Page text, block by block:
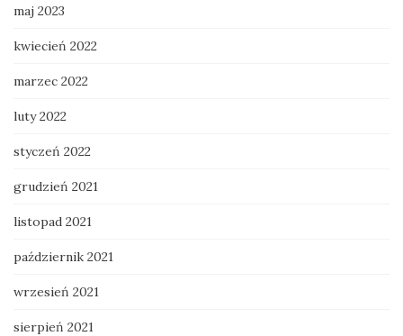
maj 2023
kwiecień 2022
marzec 2022
luty 2022
styczeń 2022
grudzień 2021
listopad 2021
październik 2021
wrzesień 2021
sierpień 2021